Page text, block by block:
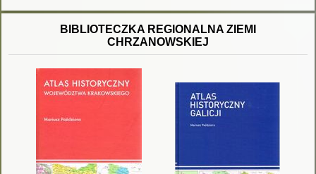
BIBLIOTECZKA REGIONALNA ZIEMI
CHRZANOWSKIEJ